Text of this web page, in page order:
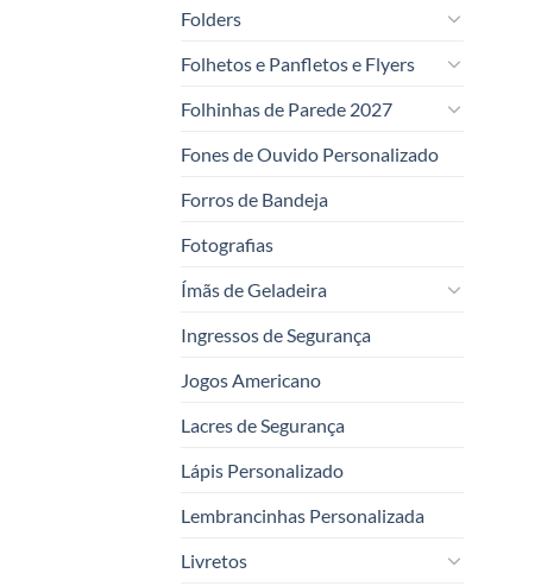
Folders
Folhetos e Panfletos e Flyers
Folhinhas de Parede 2027
Fones de Ouvido Personalizado
Forros de Bandeja
Fotografias
Ímãs de Geladeira
Ingressos de Segurança
Jogos Americano
Lacres de Segurança
Lápis Personalizado
Lembrancinhas Personalizada
Livretos